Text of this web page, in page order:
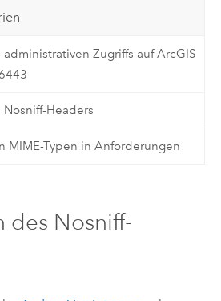
Zugriffs auf ArcGIS
Headers
MIME-Typen in Anforderungen
des Nosniff-